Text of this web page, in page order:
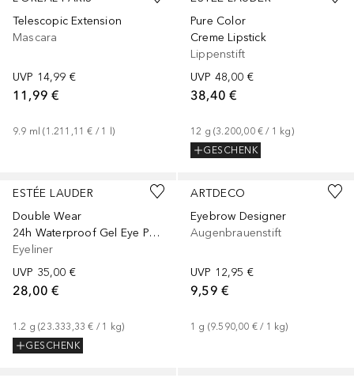
Telescopic Extension
Mascara
UVP 14,99 €
11,99 €
9.9 ml (1.211,11 € / 1 l)
Pure Color
Creme Lipstick
Lippenstift
UVP 48,00 €
38,40 €
12 g (3.200,00 € / 1 kg)
GESCHENK
ESTÉE LAUDER
Double Wear
24h Waterproof Gel Eye Pencil
Eyeliner
UVP 35,00 €
28,00 €
1.2 g (23.333,33 € / 1 kg)
GESCHENK
ARTDECO
Eyebrow Designer
Augenbrauenstift
UVP 12,95 €
9,59 €
1 g (9.590,00 € / 1 kg)
+3
+16